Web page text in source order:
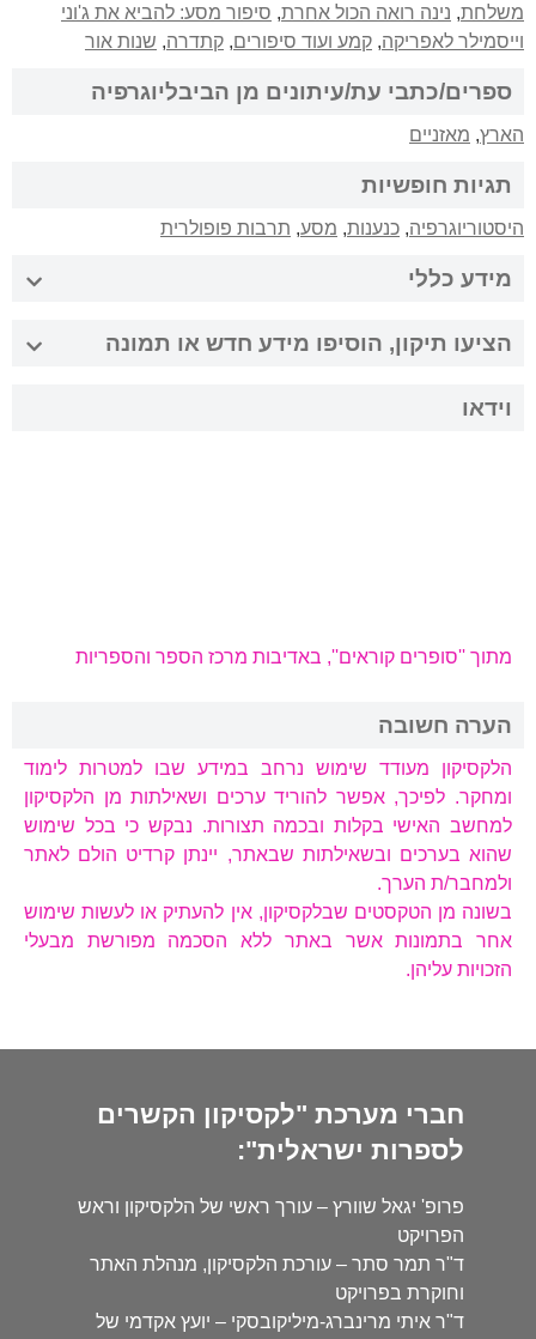
משלחת, נינה רואה הכול אחרת, סיפור מסע: להביא את ג'וני
וייסמילר לאפריקה, קמע ועוד סיפורים, קתדרה, שנות אור
ספרים/כתבי עת/עיתונים מן הביבליוגרפיה
הארץ, מאזניים
תגיות חופשיות
היסטוריוגרפיה, כנענות, מסע, תרבות פופולרית
מידע כללי
הציעו תיקון, הוסיפו מידע חדש או תמונה
וידאו
מתוך ''סופרים קוראים'', באדיבות מרכז הספר והספריות
הערה חשובה
הלקסיקון מעודד שימוש נרחב במידע שבו למטרות לימוד
ומחקר. לפיכך, אפשר להוריד ערכים ושאילתות מן הלקסיקון
למחשב האישי בקלות ובכמה תצורות. נבקש כי בכל שימוש
שהוא בערכים ובשאילתות שבאתר, יינתן קרדיט הולם לאתר
ולמחבר/ת הערך.
בשונה מן הטקסטים שבלקסיקון, אין להעתיק או לעשות שימוש
אחר בתמונות אשר באתר ללא הסכמה מפורשת מבעלי
הזכויות עליהן.
חברי מערכת "לקסיקון הקשרים
לספרות ישראלית":
פרופ' יגאל שוורץ – עורך ראשי של הלקסיקון וראש
הפרויקט
ד"ר תמר סתר – עורכת הלקסיקון, מנהלת האתר
וחוקרת בפרויקט
ד"ר איתי מרינברג-מיליקובסקי – יועץ אקדמי של